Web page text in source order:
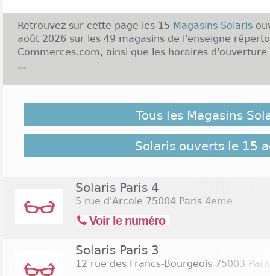
Retrouvez sur cette page les 15 Magasins Solaris
août 2026 sur les 49 magasins de l'enseigne
Commerces.com, ainsi que les horaires
...
Depuis sa création en 1994, Solaris
recherche d'une paire de lunettes qu'elle soit
montures sont nombreuses et elles
couleurs ainsi que les styles en vue de satisfaire
France. Certains magasins de l'enseigne Solaris
horaires sont les mêmes que ceux appliqués
10h à 20h. Cette politique peut être différente
Cliquez sur le lien suivant pour rechercher les
Tous les Magasins
Solaris ouverts le 15
Solaris Paris 4
5 rue d'Arcole 75004 Paris 4eme
Voir le numéro
Solaris Paris 3
12 rue des Francs-Bourgeois 75003